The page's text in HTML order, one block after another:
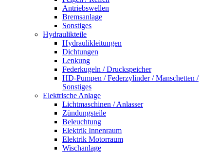
Antriebswellen
Bremsanlage
Sonstiges
Hydraulikteile
Hydraulikleitungen
Dichtungen
Lenkung
Federkugeln / Druckspeicher
HD-Pumpen / Federzylinder / Manschetten /
Sonstiges
Elektrische Anlage
Lichtmaschinen / Anlasser
Zündungsteile
Beleuchtung
Elektrik Innenraum
Elektrik Motorraum
Wischanlage